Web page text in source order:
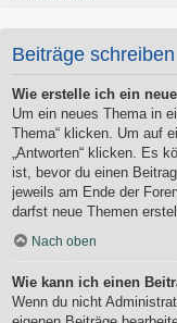
Beiträge schreiben
Wie erstelle ich ein
Um ein neues Thema in
Thema“ klicken. Um auf
„Antworten“ klicken. Es
ist, bevor du einen
jeweils am Ende der
darfst neue Themen
Nach oben
Wie kann ich einen
Wenn du nicht